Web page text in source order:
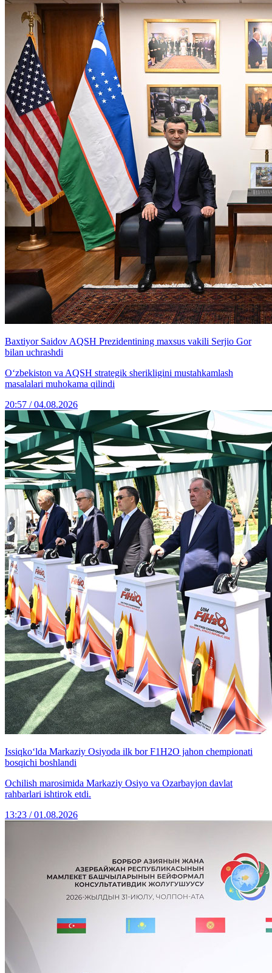
Baxtiyor Saidov AQSH Prezidentining maxsus vakili Serjio Gor
bilan uchrashdi
O‘zbekiston va AQSH strategik sherikligini mustahkamlash
masalalari muhokama qilindi
20:57 / 04.08.2026
Issiqko‘lda Markaziy Osiyoda ilk bor F1H2O jahon chempionati
bosqichi boshlandi
Ochilish marosimida Markaziy Osiyo va Ozarbayjon davlat
rahbarlari ishtirok etdi.
13:23 / 01.08.2026